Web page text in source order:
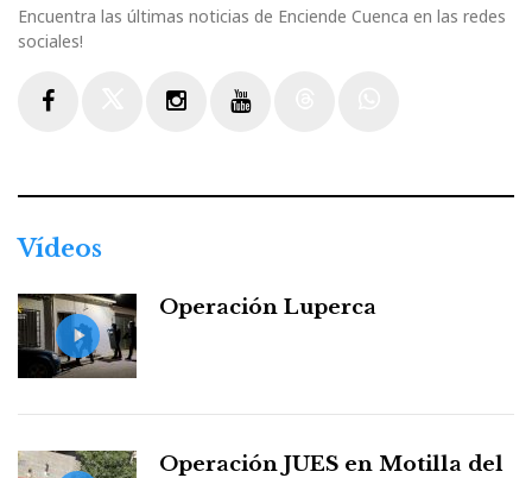
Encuentra las últimas noticias de Enciende Cuenca en las redes
sociales!
Vídeos
Operación Luperca
Operación JUES en Motilla del